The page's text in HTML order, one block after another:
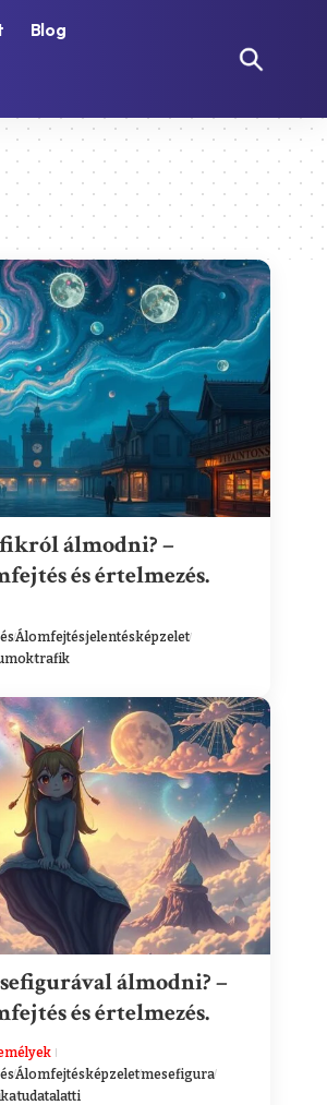
Blog
álmodni? –
és értelmezés.
Álomfejtésjelentésképzelet
trafik
álmodni? –
és értelmezés.
Álomfejtésképzeletmesefigura
tudatalatti